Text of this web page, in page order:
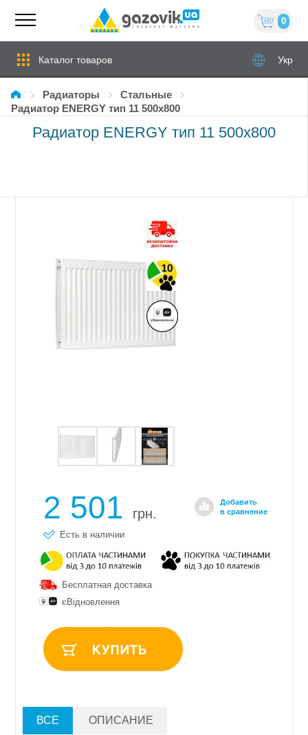
0
Каталог товаров Укр
Радиаторы
стальные
Радиатор ENERGY тип 11 500х800
Радиатор ENERGY тип 11 500х800
2 501 грн.
Добавить
в сравнение
Есть в наличии
Бесплатная доставка
єВідновлення
ВСЕ ОПИСАНИЕ